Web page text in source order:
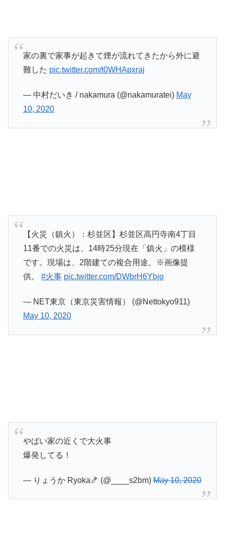
家の裏で家事が起きて煙が流れてきたから外に避
難した pic.twitter.com/t0WHApxraj
— 中村だいき / nakamura (@nakamuratei) May
10, 2020
【火災（鎮火）：杉並区】杉並区高円寺南4丁目
11番での火災は、14時25分現在「鎮火」の模様
です。現場は、2階建ての複合用途。※画像提
供。 #火事 pic.twitter.com/DWbrH6Ybjo
— NET東京（東京災害情報） (@Nettokyo911)
May 10, 2020
やばい家の近くで大火事
爆発してる！
— りょうか Ryoka🍤 (@____s2bm)May 10, 2020